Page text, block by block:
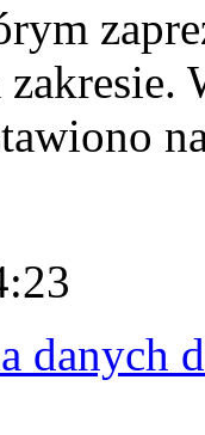
danych